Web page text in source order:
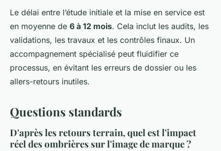
Le délai entre l’étude initiale et la mise en service est
en moyenne de 6 à 12 mois. Cela inclut les audits, les
validations, les travaux et les contrôles finaux. Un
accompagnement spécialisé peut fluidifier ce
processus, en évitant les erreurs de dossier ou les
allers-retours inutiles.
Questions standards
D'après les retours terrain, quel est l'impact
réel des ombrières sur l'image de marque ?